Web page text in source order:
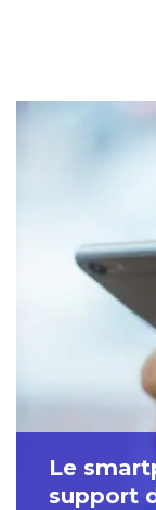
Le
support